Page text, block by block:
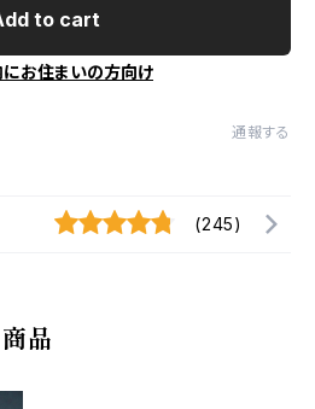
to cart
にお住まいの方向け
通報する
(245)
品